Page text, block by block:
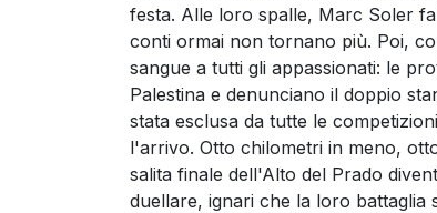
festa. Alle loro spalle, Marc Soler
conti ormai non tornano più. Poi,
sangue a tutti gli appassionati: le
Palestina e denunciano il doppio
stata esclusa da tutte le
l'arrivo. Otto chilometri in meno,
salita finale dell'Alto del Prado
duellare, ignari che la loro